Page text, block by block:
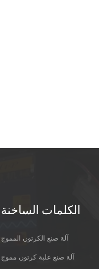
الكلمات الساخنة
آلة صنع الكرتون المموج
آلة صنع علبة كرتون مموج